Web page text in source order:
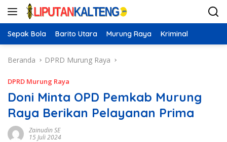
Langsung
Sepak Bola Barito Utara Murung Raya Kriminal
Beranda DPRD Murung Raya
DPRD Murung Raya
Doni Minta OPD Pemkab Murung
Raya Berikan Pelayanan Prima
Zainudin SE
15 Juli 2024